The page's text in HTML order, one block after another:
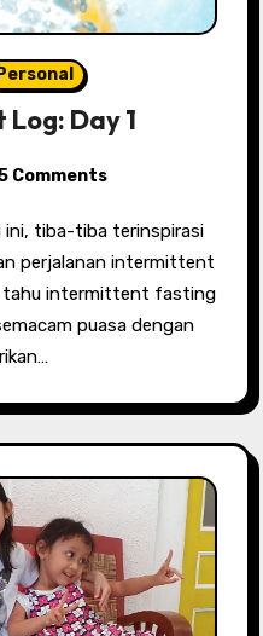
Personal
Day 1
Comments
perjalanan intermittent
tahu intermittent fasting
puasa dengan